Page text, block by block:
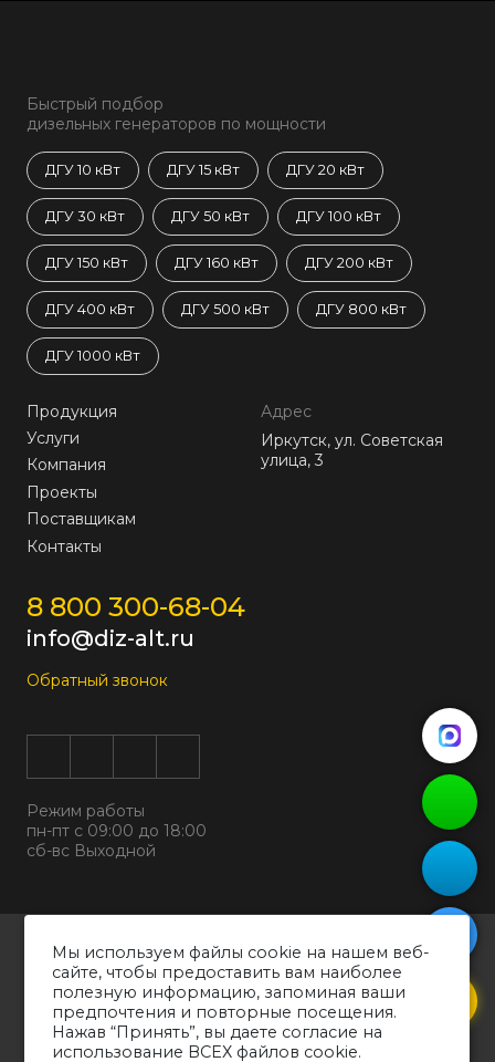
Быстрый подбор
дизельных генераторов по мощности
ДГУ 10 кВт ДГУ 15 кВт ДГУ 20 кВт
ДГУ 30 кВт ДГУ 50 кВт ДГУ 100 кВт
ДГУ 150 кВт ДГУ 160 кВт ДГУ 200 кВт
ДГУ 400 кВт ДГУ 500 кВт ДГУ 800 кВт
ДГУ 1000 кВт
Продукция
Услуги
Компания
Проекты
Поставщикам
Контакты
Адрес
Иркутск, ул. Советская
улица, 3
8 800 300-68-04
info@diz-alt.ru
Обратный звонок
Режим работы
пн-пт с 09:00 до 18:00
сб-вс Выходной
Все права защищены © 2026
ООО "ДИЗАЛЬТ"
ИНН 6318069799 ОГРН 1226300038194
Политика конфиденциальности
Согласие на обработку персональных данных
Мы используем файлы cookie на нашем веб-
сайте, чтобы предоставить вам наиболее
полезную информацию, запоминая ваши
предпочтения и повторные посещения.
Нажав “Принять”, вы даете согласие на
использование ВСЕХ файлов cookie.